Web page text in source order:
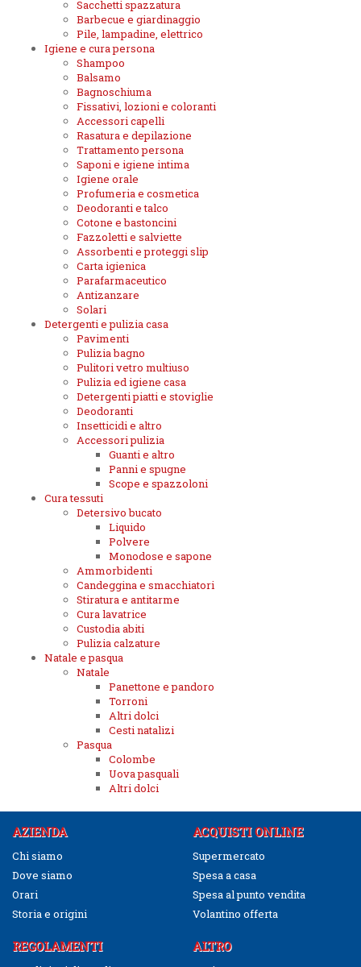
Sacchetti spazzatura
Barbecue e giardinaggio
Pile, lampadine, elettrico
Igiene e cura persona
Shampoo
Balsamo
Bagnoschiuma
Fissativi, lozioni e coloranti
Accessori capelli
Rasatura e depilazione
Trattamento persona
Saponi e igiene intima
Igiene orale
Profumeria e cosmetica
Deodoranti e talco
Cotone e bastoncini
Fazzoletti e salviette
Assorbenti e proteggi slip
Carta igienica
Parafarmaceutico
Antizanzare
Solari
Detergenti e pulizia casa
Pavimenti
Pulizia bagno
Pulitori vetro multiuso
Pulizia ed igiene casa
Detergenti piatti e stoviglie
Deodoranti
Insetticidi e altro
Accessori pulizia
Guanti e altro
Panni e spugne
Scope e spazzoloni
Cura tessuti
Detersivo bucato
Liquido
Polvere
Monodose e sapone
Ammorbidenti
Candeggina e smacchiatori
Stiratura e antitarme
Cura lavatrice
Custodia abiti
Pulizia calzature
Natale e pasqua
Natale
Panettone e pandoro
Torroni
Altri dolci
Cesti natalizi
Pasqua
Colombe
Uova pasquali
Altri dolci
AZIENDA
Chi siamo
Dove siamo
Orari
Storia e origini
ACQUISTI ONLINE
Supermercato
Spesa a casa
Spesa al punto vendita
Volantino offerta
REGOLAMENTI ALTRO